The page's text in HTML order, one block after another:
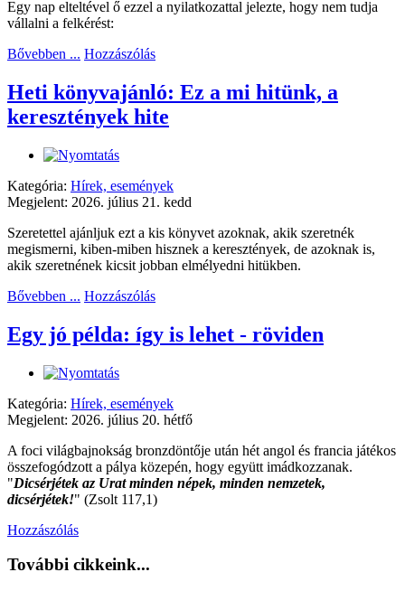
Egy nap elteltével ő ezzel a nyilatkozattal jelezte, hogy nem tudja
vállalni a felkérést:
Bővebben ... Hozzászólás
Heti könyvajánló: Ez a mi hitünk, a
keresztények hite
Kategória: Hírek, események
Megjelent: 2026. július 21. kedd
Szeretettel ajánljuk ezt a kis könyvet azoknak, akik szeretnék
megismerni, kiben-miben hisznek a keresztények, de azoknak is,
akik szeretnének kicsit jobban elmélyedni hitükben.
Bővebben ... Hozzászólás
Egy jó példa: így is lehet - röviden
Kategória: Hírek, események
Megjelent: 2026. július 20. hétfő
A foci világbajnokság bronzdöntője után hét angol és francia játékos
összefogódzott a pálya közepén, hogy együtt imádkozzanak.
"Dicsérjétek az Urat minden népek, minden nemzetek,
dicsérjétek!" (Zsolt 117,1)
Hozzászólás
További cikkeink...